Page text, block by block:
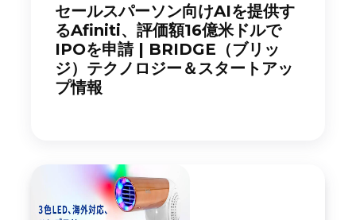
セールスパーソン向けAIを提供す
るAfiniti、評価額16億米ドルで
IPOを申請 | BRIDGE（ブリッ
ジ）テクノロジー＆スタートアッ
プ情報